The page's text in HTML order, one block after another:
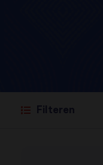
Filteren